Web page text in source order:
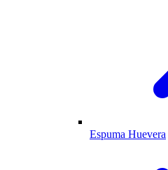
Espuma Huevera